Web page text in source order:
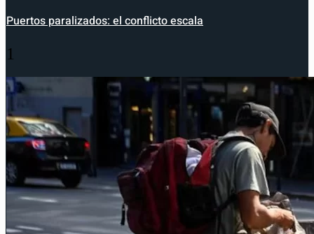
Puertos paralizados: el conflicto escala
1